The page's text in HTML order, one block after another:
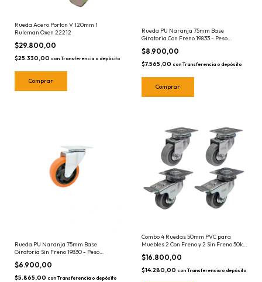
Rueda Acero Porton V 120mm 1
Ruleman Oxen 22212
$29.800,00
$25.330,00 con Transferencia o depósito
Rueda PU Naranja 75mm Base
Giratoria Con Freno 19833 - Peso
máximo 100kg
$8.900,00
$7.565,00 con Transferencia o depósito
Rueda PU Naranja 75mm Base
Giratoria Sin Freno 19830 - Peso
máximo 100kg
$6.900,00
$5.865,00 con Transferencia o depósito
Combo 4 Ruedas 50mm PVC para
Muebles 2 Con Freno y 2 Sin Freno 50kg
Base Giratoria
$16.800,00
$14.280,00 con Transferencia o depósito